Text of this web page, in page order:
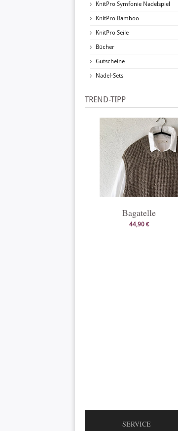
KnitPro Symfonie Nadelspiel
KnitPro Bamboo
KnitPro Seile
Bücher
Gutscheine
Nadel-Sets
TREND-TIPP
Bagatelle
44,90 €
SERVICE